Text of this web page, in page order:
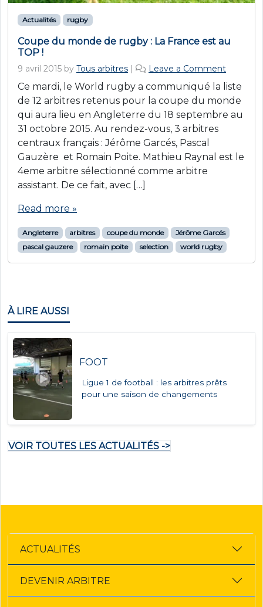
Actualités rugby
Coupe du monde de rugby : La France est au
TOP !
9 avril 2015 by Tous arbitres | Leave a Comment
Ce mardi, le World rugby a communiqué la liste
de 12 arbitres retenus pour la coupe du monde
qui aura lieu en Angleterre du 18 septembre au
31 octobre 2015. Au rendez-vous, 3 arbitres
centraux français : Jérôme Garcés, Pascal
Gauzère et Romain Poite. Mathieu Raynal est le
4eme arbitre sélectionné comme arbitre
assistant. De ce fait, avec […]
Read more »
Angleterre arbitres coupe du monde
Jérôme Garcés
pascal gauzere
romain poite selection world rugby
À LIRE AUSSI
FOOT
Ligue 1 de football : les arbitres prêts
pour une saison de changements
VOIR TOUTES LES ACTUALITÉS ->
ACTUALITÉS
DEVENIR ARBITRE